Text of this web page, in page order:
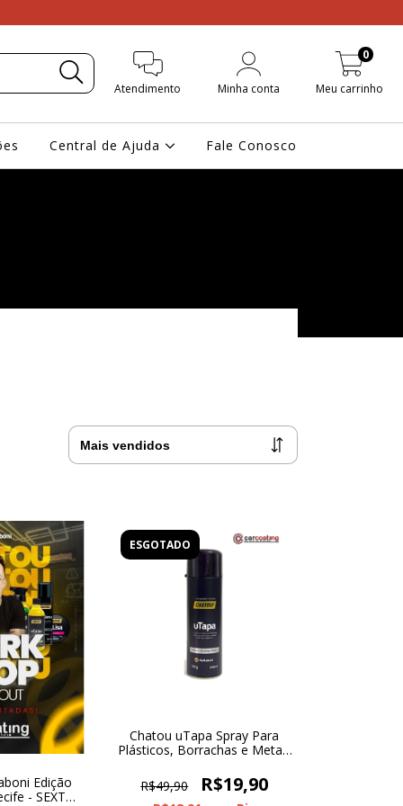
Atendimento Minha conta Meu carrinho
0
Central de Ajuda Fale Conosco
Edição
- SEXTA
ESGOTADO
Chatou uTapa Spray Para
Plásticos, Borrachas e Metais
R$49,90
R$19,90